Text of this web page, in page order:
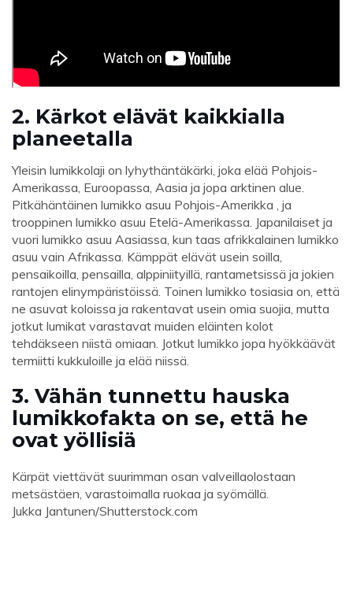
2. Kärkot elävät kaikkialla
planeetalla
Yleisin lumikkolaji on lyhythäntäkärki, joka elää Pohjois-
Amerikassa, Euroopassa, Aasia ja jopa arktinen alue.
Pitkähäntäinen lumikko asuu Pohjois-Amerikka , ja
trooppinen lumikko asuu Etelä-Amerikassa. Japanilaiset ja
vuori lumikko asuu Aasiassa, kun taas afrikkalainen lumikko
asuu vain Afrikassa. Kämppät elävät usein soilla,
pensaikoilla, pensailla, alppiniityillä, rantametsissä ja jokien
rantojen elinympäristöissä. Toinen lumikko tosiasia on, että
ne asuvat koloissa ja rakentavat usein omia suojia, mutta
jotkut lumikat varastavat muiden eläinten kolot
tehdäkseen niistä omiaan. Jotkut lumikko jopa hyökkäävät
termiitti kukkuloille ja elää niissä.
3. Vähän tunnettu hauska
lumikkofakta on se, että he
ovat yöllisiä
Kärpät viettävät suurimman osan valveillaolostaan ​​
metsästäen, varastoimalla ruokaa ja syömällä.
Jukka Jantunen/Shutterstock.com